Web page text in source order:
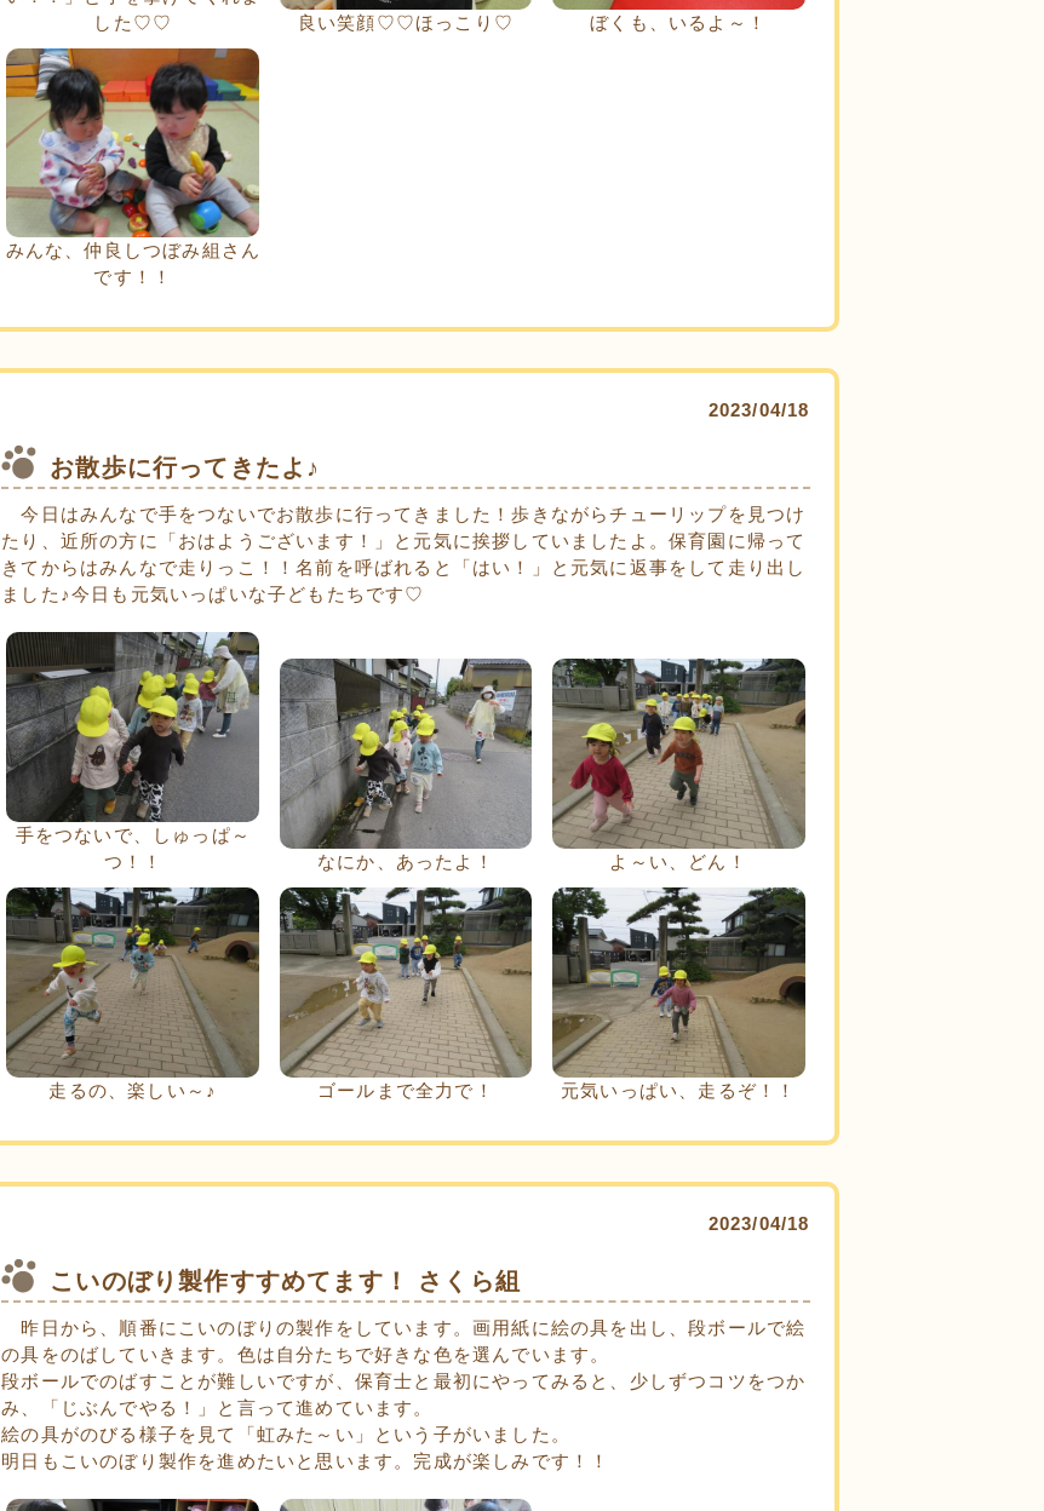
した♡♡
良い笑顔♡♡ほっこり♡ ぼくも、いるよ～！
みんな、仲良しつぼみ組さん
です！！
2023/04/18
お散歩に行ってきたよ♪
今日はみんなで手をつないでお散歩に行ってきました！歩きながらチューリップを見つけ
たり、近所の方に「おはようございます！」と元気に挨拶していましたよ。保育園に帰って
きてからはみんなで走りっこ！！名前を呼ばれると「はい！」と元気に返事をして走り出し
ました♪今日も元気いっぱいな子どもたちです♡
手をつないで、しゅっぱ～
つ！！
なにか、あったよ！ よ～い、どん！
走るの、楽しい～♪ ゴールまで全力で！ 元気いっぱい、走るぞ！！
2023/04/18
こいのぼり製作すすめてます！ さくら組
昨日から、順番にこいのぼりの製作をしています。画用紙に絵の具を出し、段ボールで絵
の具をのばしていきます。色は自分たちで好きな色を選んでいます。
段ボールでのばすことが難しいですが、保育士と最初にやってみると、少しずつコツをつか
み、「じぶんでやる！」と言って進めています。
絵の具がのびる様子を見て「虹みた～い」という子がいました。
明日もこいのぼり製作を進めたいと思います。完成が楽しみです！！